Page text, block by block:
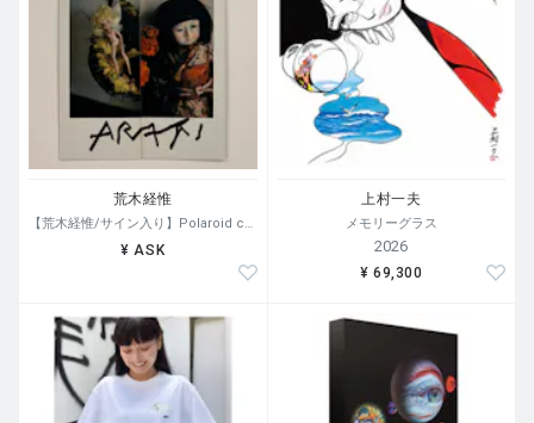
荒木経惟
¥ ASK
上村一夫
メモリーグラス
2026
¥ 69,300